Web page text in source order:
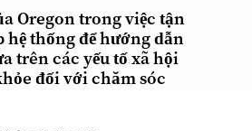
Oregon trong việc tận
hệ thống để hướng dẫn
trên các yếu tố xã hội
đối với chăm sóc